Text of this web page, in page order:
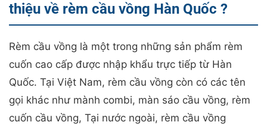
thiệu về rèm cầu vồng Hàn Quốc ?
Rèm cầu vồng là một trong những sản phẩm rèm
cuốn cao cấp được nhập khẩu trực tiếp từ Hàn
Quốc. Tại Việt Nam, rèm cầu vồng còn có các tên
gọi khác như mành combi, màn sáo cầu vồng, rèm
cuốn cầu vồng, Tại nước ngoài, rèm cầu vồng